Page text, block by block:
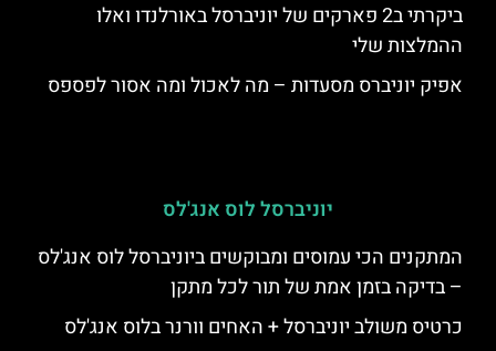
ביקרתי ב2 פארקים של יוניברסל באורלנדו ואלו
ההמלצות שלי
אפיק יוניברס מסעדות – מה לאכול ומה אסור לפספס
יוניברסל לוס אנג'לס
המתקנים הכי עמוסים ומבוקשים ביוניברסל לוס אנג'לס
– בדיקה בזמן אמת של תור לכל מתקן
כרטיס משולב יוניברסל + האחים וורנר בלוס אנג'לס